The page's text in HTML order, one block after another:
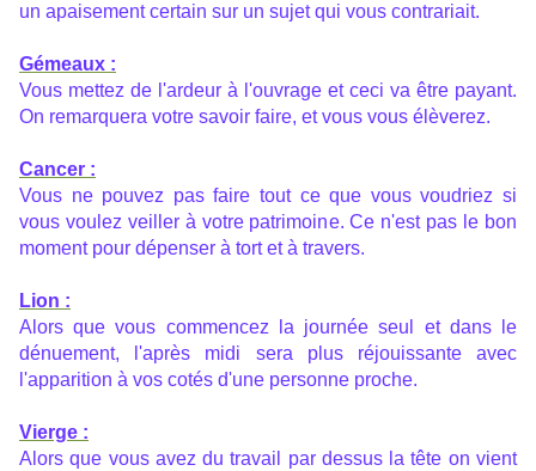
un apaisement certain sur un sujet qui vous contrariait.
Gémeaux :
Vous mettez de l'ardeur à l'ouvrage et ceci va être payant.
On remarquera votre savoir faire, et vous vous élèverez.
Cancer :
Vous ne pouvez pas faire tout ce que vous voudriez si
vous voulez veiller à votre patrimoine. Ce n'est pas le bon
moment pour dépenser à tort et à travers.
Lion :
Alors que vous commencez la journée seul et dans le
dénuement, l'après midi sera plus réjouissante avec
l'apparition à vos cotés d'une personne proche.
Vierge :
Alors que vous avez du travail par dessus la tête on vient